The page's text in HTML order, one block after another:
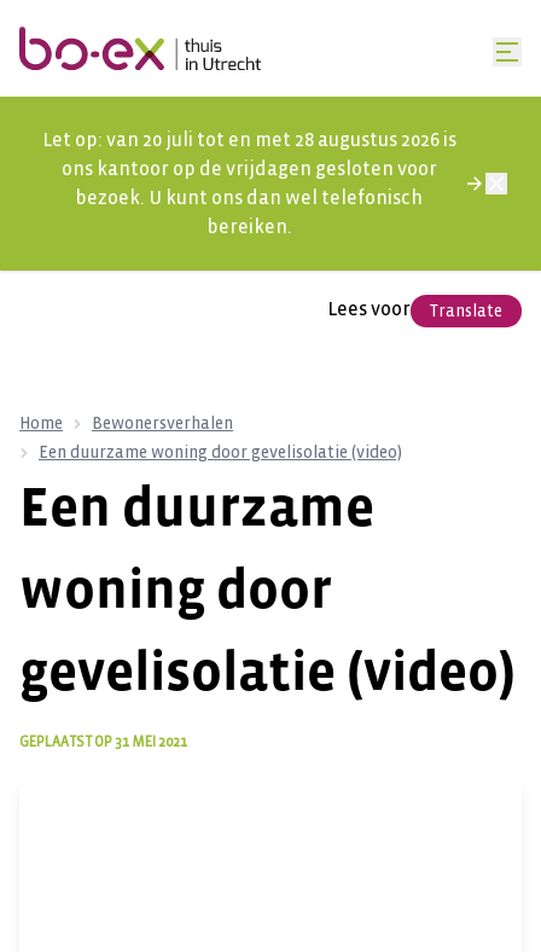
Let op: van 20 juli tot en met 28 augustus 2026 is
ons kantoor op de vrijdagen gesloten voor
bezoek. U kunt ons dan wel telefonisch
bereiken.
Lees voor Translate
Home
Bewonersverhalen
Een duurzame woning door gevelisolatie (video)
Een duurzame
woning door
gevelisolatie (video)
GEPLAATST OP31 MEI 2021